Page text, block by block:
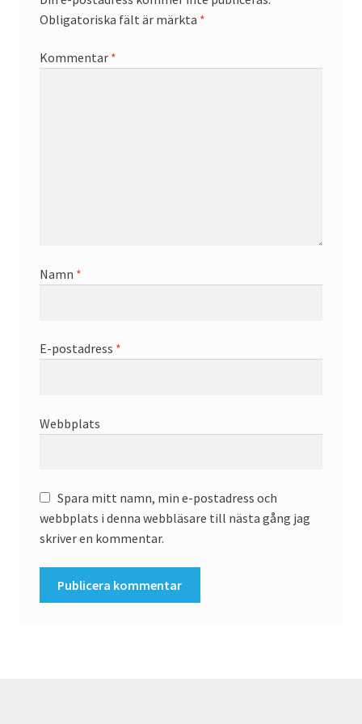
Obligatoriska fält är märkta *
Kommentar *
Namn *
E-postadress *
Webbplats
Spara mitt namn, min e-postadress och
webbplats i denna webbläsare till nästa gång jag
skriver en kommentar.